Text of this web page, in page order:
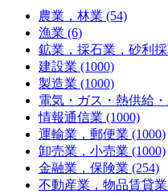
農業，林業 (54)
漁業 (6)
鉱業，採石業，砂利
建設業 (1000)
製造業 (1000)
電気・ガス・熱供給
情報通信業 (1000)
運輸業，郵便業 (1000)
卸売業，小売業 (1000)
金融業，保険業 (254)
不動産業，物品賃貸業